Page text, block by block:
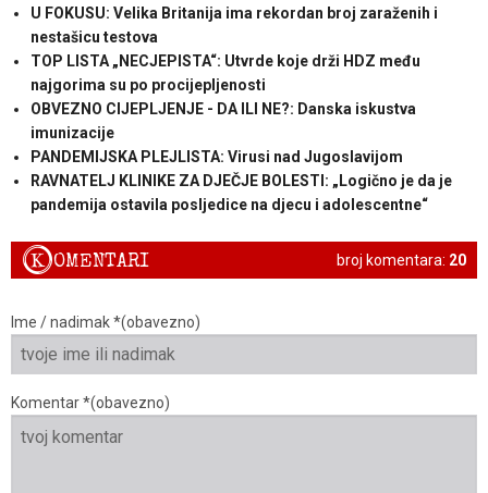
U FOKUSU: Velika Britanija ima rekordan broj zaraženih i
nestašicu testova
TOP LISTA „NECJEPISTA“: Utvrde koje drži HDZ među
najgorima su po procijepljenosti
OBVEZNO CIJEPLJENJE - DA ILI NE?: Danska iskustva
imunizacije
PANDEMIJSKA PLEJLISTA: Virusi nad Jugoslavijom
RAVNATELJ KLINIKE ZA DJEČJE BOLESTI: „Logično je da je
pandemija ostavila posljedice na djecu i adolescentne“
broj komentara: 20
KOMENTARI
Ime / nadimak *(obavezno)
Komentar *(obavezno)